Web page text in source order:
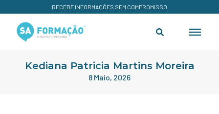
RECEBE INFORMAÇÕES SEM COMPROMISSO
Kediana Patricia Martins Moreira
8 Maio, 2026